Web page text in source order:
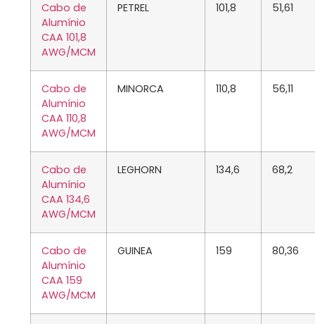
Cabo de
Alumínio
CAA 101,8
AWG/MCM
PETREL 101,8 51,61
Cabo de
Alumínio
CAA 110,8
AWG/MCM
MINORCA 110,8 56,11
Cabo de
Alumínio
CAA 134,6
AWG/MCM
LEGHORN 134,6 68,2
Cabo de
Alumínio
CAA 159
AWG/MCM
GUINEA 159 80,36